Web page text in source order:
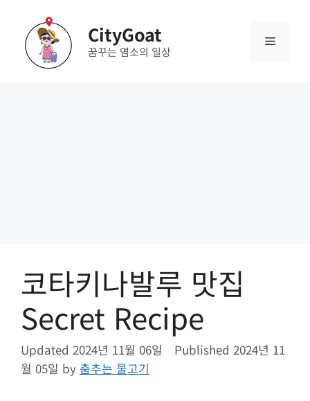
content
CityGoat
꿈꾸는 염소의 일상
Menu
코타키나발루 맛집
Secret Recipe
2024년 11월 06일
2024년 11
월 05일 by 춤추는 물고기